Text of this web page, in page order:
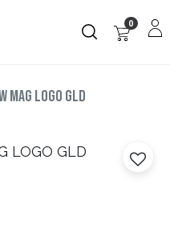
0
MAG LOGO GLD
LOGO GLD